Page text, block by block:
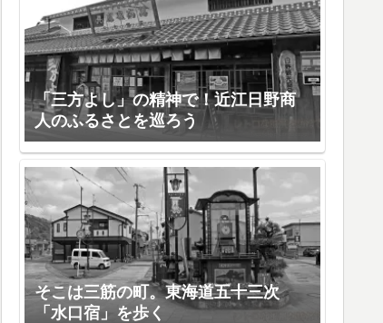
「三方よし」の精神で！近江日野商
人のふるさとを巡ろう
そこは三筋の町。東海道五十三次
「水口宿」を歩く